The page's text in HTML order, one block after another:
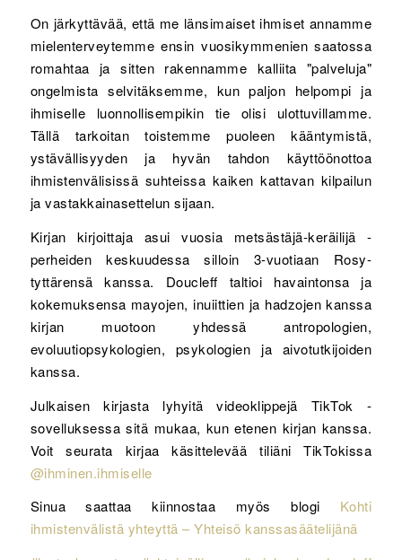
On järkyttävää, että me länsimaiset ihmiset annamme
mielenterveytemme ensin vuosikymmenien saatossa
romahtaa ja sitten rakennamme kalliita "palveluja"
ongelmista selvitäksemme, kun paljon helpompi ja
ihmiselle luonnollisempikin tie olisi ulottuvillamme.
Tällä tarkoitan toistemme puoleen kääntymistä,
ystävällisyyden ja hyvän tahdon käyttöönottoa
ihmistenvälisissä suhteissa kaiken kattavan kilpailun
ja vastakkainasettelun sijaan.
Kirjan kirjoittaja asui vuosia metsästäjä-keräilijä -
perheiden keskuudessa silloin 3-vuotiaan Rosy-
tyttärensä kanssa. Doucleff taltioi havaintonsa ja
kokemuksensa mayojen, inuiittien ja hadzojen kanssa
kirjan muotoon yhdessä antropologien,
evoluutiopsykologien, psykologien ja aivotutkijoiden
kanssa.
Julkaisen kirjasta lyhyitä videoklippejä TikTok -
sovelluksessa sitä mukaa, kun etenen kirjan kanssa.
Voit seurata kirjaa käsittelevää tiliäni TikTokissa
@ihminen.ihmiselle
Sinua saattaa kiinnostaa myös blogi Kohti
ihmistenvälistä yhteyttä – Yhteisö kanssasäätelijänä